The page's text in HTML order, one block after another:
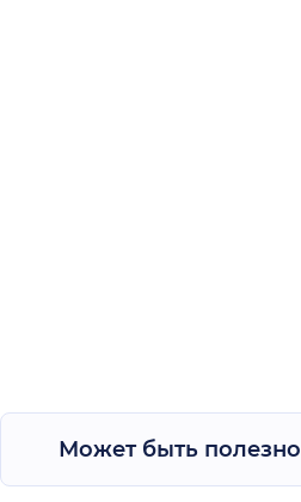
Может быть полезно